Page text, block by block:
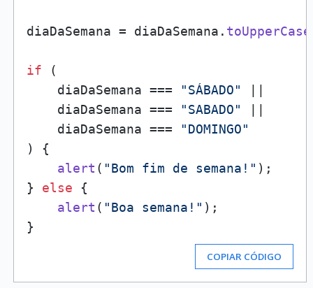
diaDaSemana = diaDaSemana. toUpperCase
if (
    diaDaSemana ===
"SÁBADO"
    diaDaSemana ===
"SABADO"
    diaDaSemana ===
"DOMINGO"
) {
alert ( "Bom fim de semana!" );
} else {
alert ( "Boa semana!" );
COPIAR CÓDIGO